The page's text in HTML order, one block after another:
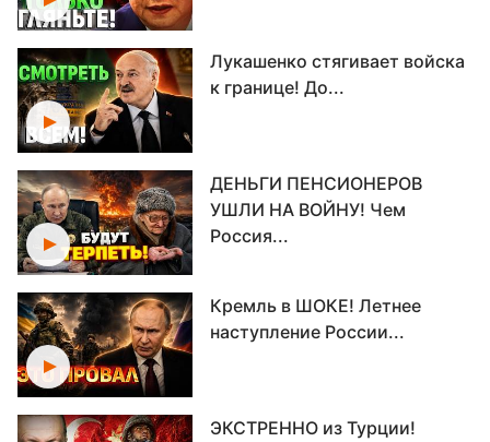
Лукашенко стягивает войска
к границе! До...
ДЕНЬГИ ПЕНСИОНЕРОВ
УШЛИ НА ВОЙНУ! Чем
Россия...
Кремль в ШОКЕ! Летнее
наступление России...
ЭКСТРЕННО из Турции!